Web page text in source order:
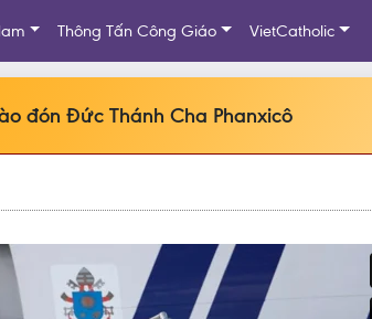
Thông Tấn Công Giáo VietCatholic
đón Đức Thánh Cha Phanxicô